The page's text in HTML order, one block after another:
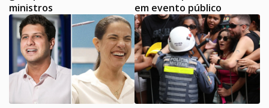
ministros
em evento público